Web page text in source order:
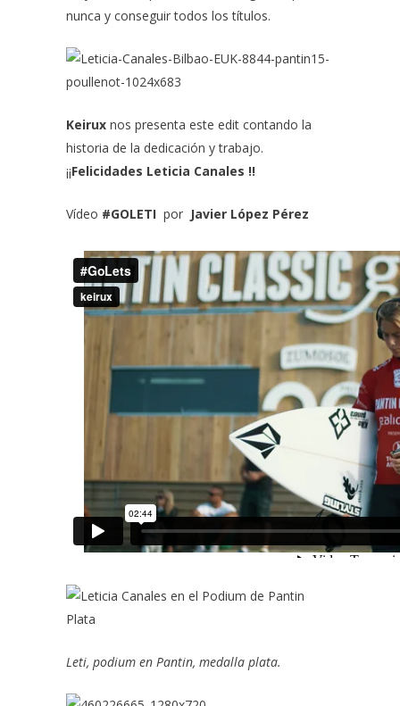
nunca y conseguir todos los títulos.
Keirux nos presenta este edit contando la
historia de la dedicación y trabajo.
¡¡Felicidades Leticia Canales !!
Vídeo #GOLETI por Javier López Pérez
Leti, podium en Pantin, medalla plata.